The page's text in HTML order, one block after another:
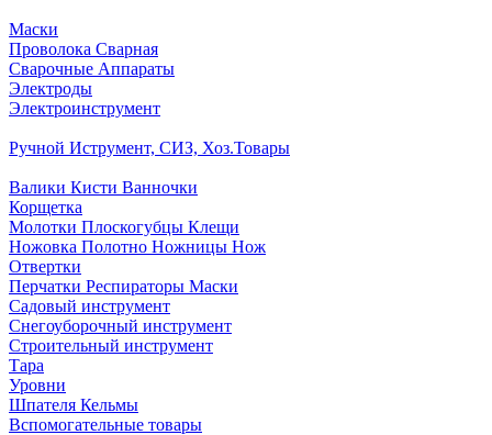
Маски
Проволока Сварная
Сварочные Аппараты
Электроды
Электроинструмент
Ручной Иструмент, СИЗ, Хоз.Товары
Валики Кисти Ванночки
Корщетка
Молотки Плоскогубцы Клещи
Ножовка Полотно Ножницы Нож
Отвертки
Перчатки Респираторы Маски
Садовый инструмент
Снегоуборочный инструмент
Строительный инструмент
Тара
Уровни
Шпателя Кельмы
Вспомогательные товары